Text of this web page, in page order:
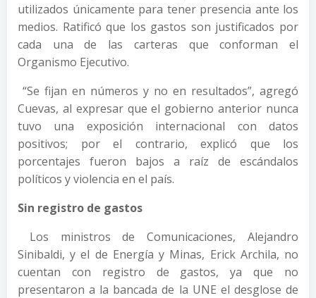
utilizados únicamente para tener presencia ante los
medios. Ratificó que los gastos son justificados por
cada una de las carteras que conforman el
Organismo Ejecutivo.
“Se fijan en números y no en resultados”, agregó
Cuevas, al expresar que el gobierno anterior nunca
tuvo una exposición internacional con datos
positivos; por el contrario, explicó que los
porcentajes fueron bajos a raíz de escándalos
políticos y violencia en el país.
Sin registro de gastos
Los ministros de Comunicaciones, Alejandro
Sinibaldi, y el de Energía y Minas, Erick Archila, no
cuentan con registro de gastos, ya que no
presentaron a la bancada de la UNE el desglose de